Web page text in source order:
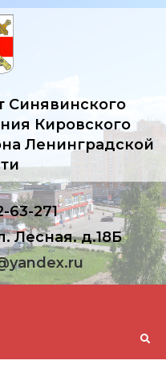
Синявинского
Кировского
Ленинградской
63-271
Лесная. д.18Б